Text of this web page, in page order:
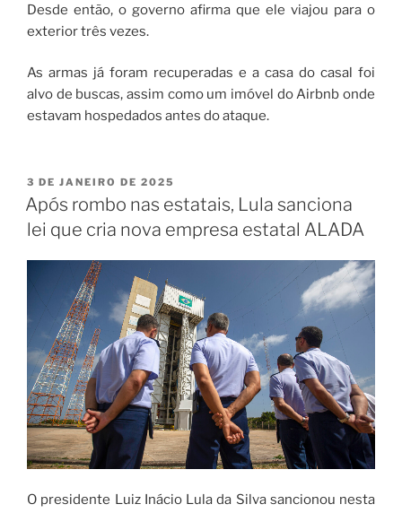
Desde então, o governo afirma que ele viajou para o
exterior três vezes.
As armas já foram recuperadas e a casa do casal foi
alvo de buscas, assim como um imóvel do Airbnb onde
estavam hospedados antes do ataque.
3 DE JANEIRO DE 2025
Após rombo nas estatais, Lula sanciona
lei que cria nova empresa estatal ALADA
O presidente Luiz Inácio Lula da Silva sancionou nesta